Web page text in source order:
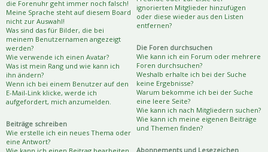
die Forenuhr geht immer noch falsch!
Meine Sprache steht auf diesem Board
nicht zur Auswahl!
Was sind das für Bilder, die bei
meinem Benutzernamen angezeigt
werden?
Wie verwende ich einen Avatar?
Was ist mein Rang und wie kann ich
ihn ändern?
Wenn ich bei einem Benutzer auf den
E-Mail-Link klicke, werde ich
aufgefordert, mich anzumelden.
Beiträge schreiben
Wie erstelle ich ein neues Thema oder
eine Antwort?
ignorierten Mitglieder hinzufügen
oder diese wieder aus den Listen
entfernen?
Die Foren durchsuchen
Wie kann ich ein Forum oder mehrere
Foren durchsuchen?
Weshalb erhalte ich bei der Suche
keine Ergebnisse?
Warum bekomme ich bei der Suche
eine leere Seite?
Wie kann ich nach Mitgliedern suchen?
Wie kann ich meine eigenen Beiträge
und Themen finden?
Abonnements und Lesezeichen